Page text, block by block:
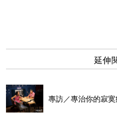
延伸
專訪／專治你的寂